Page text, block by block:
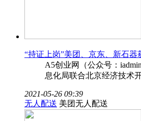
“持证上岗”美团、京东、新石
A5创业网（公众号：
息化局联合北京经济技术
2021-05-26 09:39
无人配送 美团无人配送